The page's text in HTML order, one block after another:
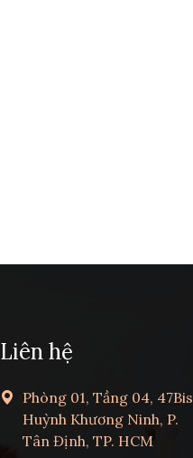
Liên hệ
Phòng 01, Tầng 04, 47Bis
Huỳnh Khương Ninh, P.
Tân Định, TP. HCM